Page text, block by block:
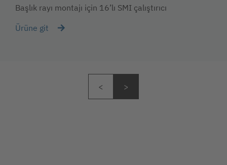
Başlık rayı montajı için 16’lı SMI çalıştırıcı
Ürüne git